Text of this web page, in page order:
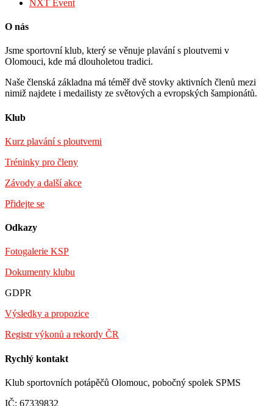
NXT Event
O nás
Jsme sportovní klub, který se věnuje plavání s ploutvemi v
Olomouci, kde má dlouholetou tradici.
Naše členská základna má téměř dvě stovky aktivních členů mezi
nimiž najdete i medailisty ze světových a evropských šampionátů.
Klub
Kurz plavání s ploutvemi
Tréninky pro členy
Závody a další akce
Přidejte se
Odkazy
Fotogalerie KSP
Dokumenty klubu
GDPR
Výsledky a propozice
Registr výkonů a rekordy ČR
Rychlý kontakt
Klub sportovních potápěčů Olomouc, pobočný spolek SPMS
IČ: 67339832